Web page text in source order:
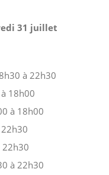
31 juillet
à 22h30
18h00
à 18h00
à 22h30